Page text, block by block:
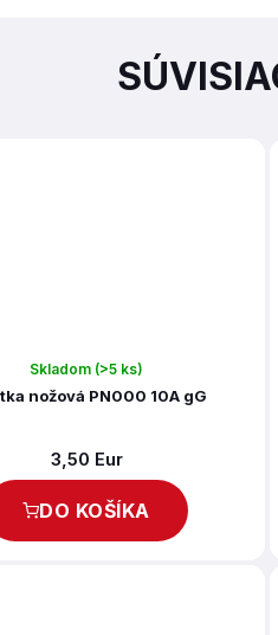
Skladom (>5 ks)
nožová PN000 10A gG
3,50 Eur
DO KOŠÍKA